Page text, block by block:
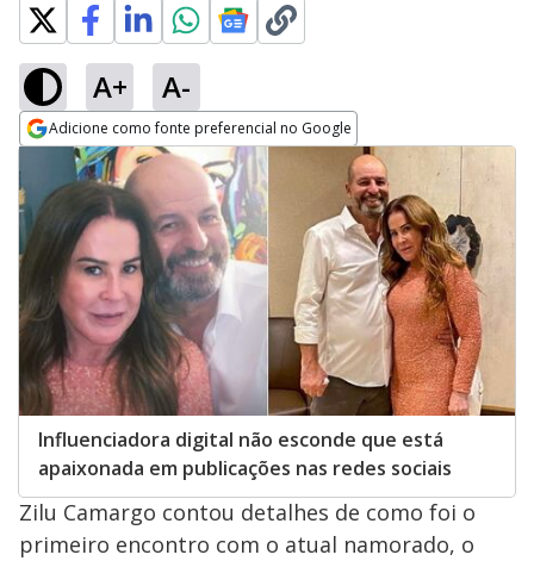
A+ A-
Adicione como fonte preferencial no Google
Opens in new window
Influenciadora digital não esconde que está
apaixonada em publicações nas redes sociais
Zilu Camargo contou detalhes de como foi o
primeiro encontro com o atual namorado, o